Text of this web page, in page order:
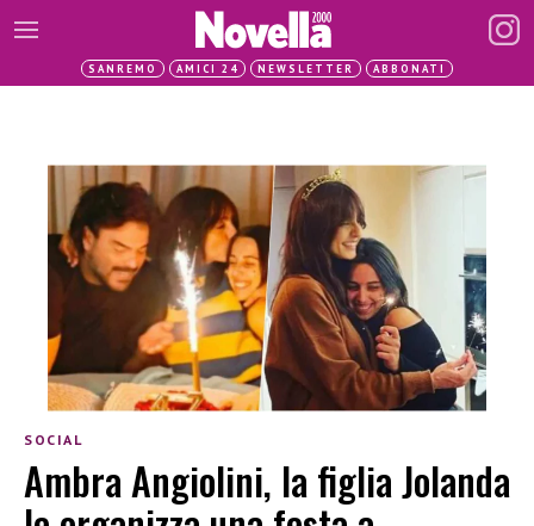
SANREMO AMICI 24 NEWSLETTER ABBONATI
SOCIAL
Ambra Angiolini, la figlia Jolanda